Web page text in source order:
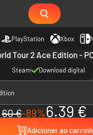
PlayStation Xbox
Tour 2 Ace Edition -
Steam Download digital
60 €-89%6.39 €
Adicioner ao